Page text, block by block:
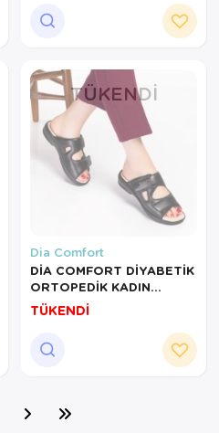
TÜKENDI
Dia Comfort
DİA COMFORT DİYABETİK
ORTOPEDİK KADIN
TERLİK SİYAH-38
NUMARA
TÜKENDİ